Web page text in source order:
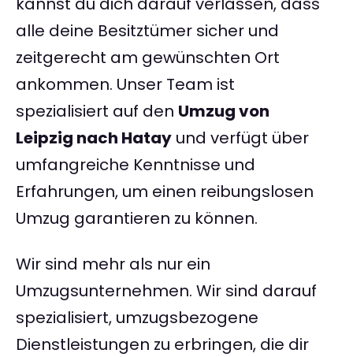
alle deine Besitztümer sicher und
zeitgerecht am gewünschten Ort
ankommen. Unser Team ist
spezialisiert auf den Umzug von
Leipzig nach Hatay und verfügt über
umfangreiche Kenntnisse und
Erfahrungen, um einen reibungslosen
Umzug garantieren zu können.
Wir sind mehr als nur ein
Umzugsunternehmen. Wir sind darauf
spezialisiert, umzugsbezogene
Dienstleistungen zu erbringen, die dir